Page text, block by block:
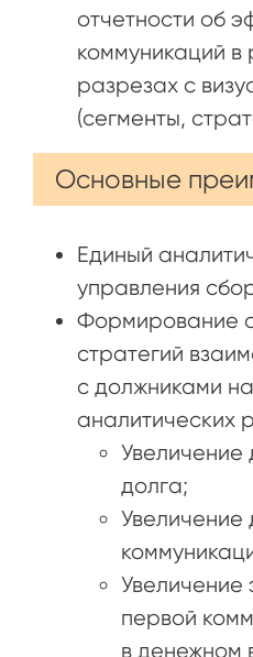
отчетности об
коммуникаций в
разрезах с
(сегменты,
Основные
Единый
управления
Формирование
стратегий
с должниками
аналитических
Увеличение
долга;
Увеличение
Увеличение
первой
в денежном